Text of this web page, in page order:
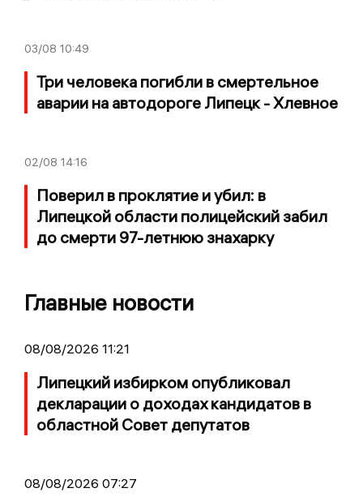
03/08 10:49
Три человека погибли в смертельное
аварии на автодороге Липецк - Хлевное
02/08 14:16
Поверил в проклятие и убил: в
Липецкой области полицейский забил
до смерти 97-летнюю знахарку
Главные новости
08/08/2026 11:21
Липецкий избирком опубликовал
декларации о доходах кандидатов в
областной Совет депутатов
08/08/2026 07:27